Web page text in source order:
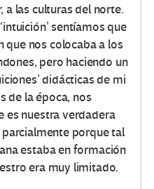
a las culturas del norte.
sentíamos que
que nos colocaba a los
pero haciendo un
didácticas de mi
de la época, nos
es nuestra verdadera
porque tal
estaba en formación
era muy limitado.